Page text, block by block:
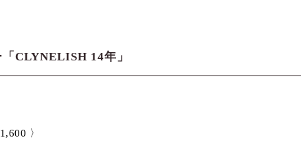
CLYNELISH 14年」
〉